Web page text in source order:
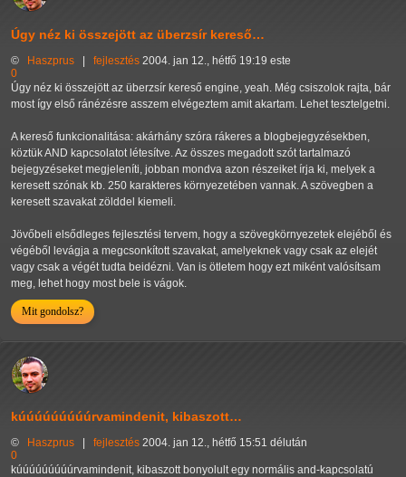
Úgy néz ki összejött az überzsír kereső…
© Haszprus | fejlesztés 2004. jan 12., hétfő 19:19 este
0
Úgy néz ki összejött az überzsír kereső engine, yeah. Még csiszolok rajta, bár
most így első ránézésre asszem elvégeztem amit akartam. Lehet tesztelgetni.
A kereső funkcionalitása: akárhány szóra rákeres a blogbejegyzésekben,
köztük AND kapcsolatot létesítve. Az összes megadott szót tartalmazó
bejegyzéseket megjeleníti, jobban mondva azon részeiket írja ki, melyek a
keresett szónak kb. 250 karakteres környezetében vannak. A szövegben a
keresett szavakat zölddel kiemeli.
Jövőbeli elsődleges fejlesztési tervem, hogy a szövegkörnyezetek elejéből és
végéből levágja a megcsonkított szavakat, amelyeknek vagy csak az elejét
vagy csak a végét tudta beidézni. Van is ötletem hogy ezt miként valósítsam
meg, lehet hogy most bele is vágok.
Mit gondolsz?
kúúúúúúúúúrvamindenit, kibaszott…
© Haszprus | fejlesztés 2004. jan 12., hétfő 15:51 délután
0
kúúúúúúúúúrvamindenit, kibaszott bonyolult egy normális and-kapcsolatú